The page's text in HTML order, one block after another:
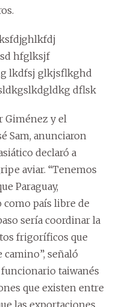
hfglksjf
lkdfsj glkjsflkghd
dflsk
Giménez y el
Sam, anunciaron
declaró a
aviar. “Tenemos
Paraguay,
como país libre de
sería coordinar la
frigoríficos que
señaló
taiwanés
que existen entre
las exportaciones